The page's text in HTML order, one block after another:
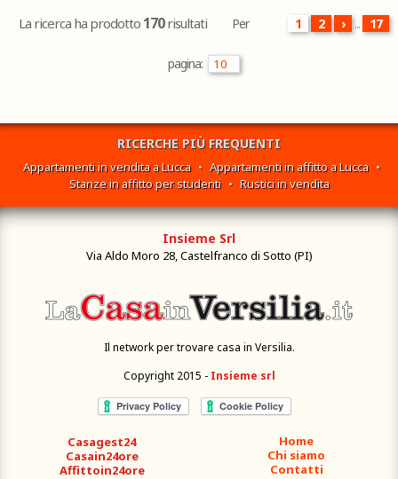
La ricerca ha prodotto 170risultati 1 2 › ... 17
Per
pagina:
RICERCHE PIÙ FREQUENTI
Appartamenti in vendita a Lucca • Appartamenti in affitto a Lucca •
Stanze in affitto per studenti • Rustici in vendita
Insieme Srl
Via Aldo Moro 28, Castelfranco di Sotto (PI)
Il network per trovare casa in Versilia.
Copyright 2015 - Insieme srl
Home
Chi siamo
Contatti
Casagest24
Casain24ore
Affittoin24ore